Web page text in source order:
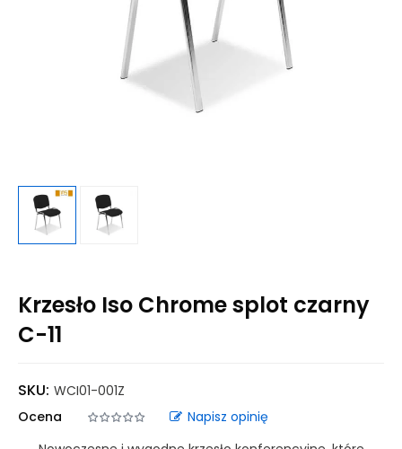
Krzesło Iso Chrome splot czarny
C-11
SKU: WCI01-001Z
Ocena
Napisz opinię